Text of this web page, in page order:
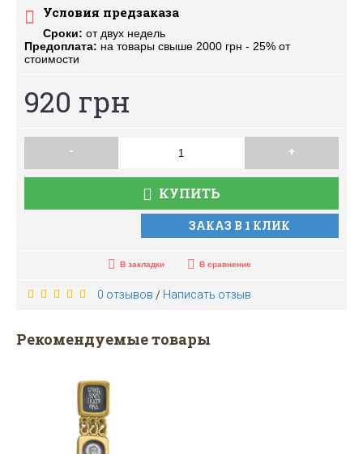
Условия предзаказа
Сроки: от двух недель
Предоплата: на товары свыше 2000 грн - 25% от
стоимости
920 грн
- +
КУПИТЬ
ЗАКАЗ В 1 КЛИК
В закладки В сравнение
0 отзывов / Написать отзыв
Рекомендуемые товары